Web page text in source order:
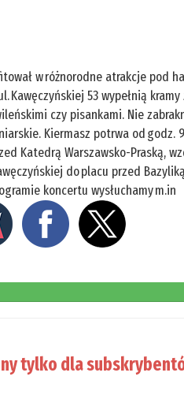
w różnorodne atrakcje pod
53 wypełnią kramy
czy pisankami. Nie
Kiermasz potrwa od godz.
Katedrą Warszawsko-Praską,
do placu przed
koncertu wysłuchamy m.in
tylko dla